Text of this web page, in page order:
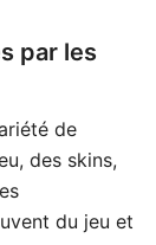
par les
de
des skins,
du jeu et